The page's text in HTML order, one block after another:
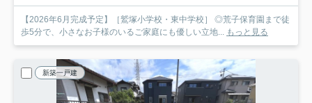
【2026年6月完成予定】［鷲塚小学校・東中学校］ ◎荒子保育園まで徒
歩5分で、小さなお子様のいるご家庭にも優しい立地... もっと見る
新築一戸建